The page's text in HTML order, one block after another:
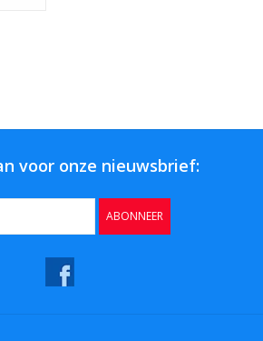
voor onze nieuwsbrief:
ABONNEER